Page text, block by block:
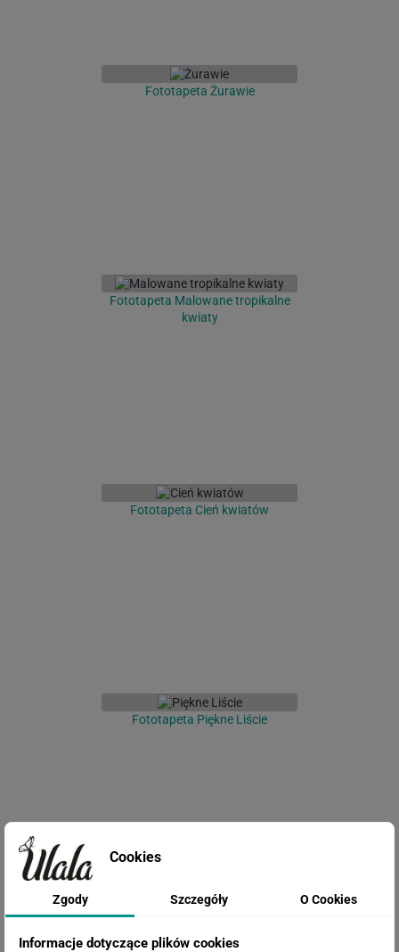
Fototapeta Żurawie
Fototapeta Malowane tropikalne
kwiaty
Fototapeta Cień kwiatów
Fototapeta Piękne Liście
Cookies
Zgody Szczegóły O Cookies
Informacje dotyczące plików cookies